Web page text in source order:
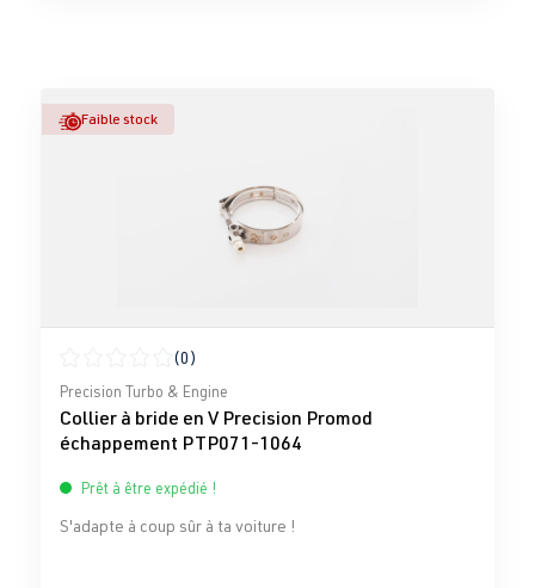
Faible stock
Note moyenne de 0 sur 5 étoiles
(0)
Precision Turbo & Engine
Collier à bride en V Precision Promod
échappement PTP071-1064
Prêt à être expédié !
S'adapte à coup sûr à ta voiture !